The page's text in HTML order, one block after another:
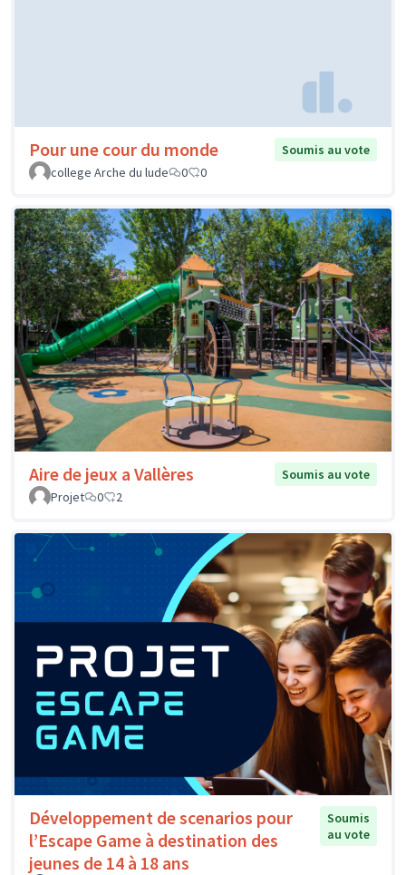
Pour une cour du monde
Soumis au vote
college Arche du lude
0 0
Aire de jeux a Vallères
Soumis au vote
Projet
0 2
Développement de scenarios pour
l’Escape Game à destination des
jeunes de 14 à 18 ans
Soumis
au vote